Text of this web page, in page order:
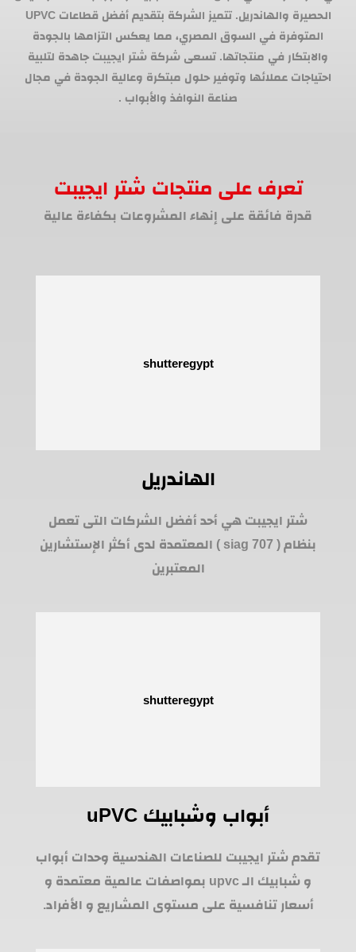
الحصيرة والهاندريل. تتميز الشركة بتقديم أفضل قطاعات UPVC
المتوفرة في السوق المصري، مما يعكس التزامها بالجودة
والابتكار في منتجاتها. تسعى شركة شتر ايجيبت جاهدة لتلبية
احتياجات عملائها وتوفير حلول مبتكرة وعالية الجودة في مجال
صناعة النوافذ والأبواب .
تعرف على منتجات شتر ايجيبت
قدرة فائقة على إنهاء المشروعات بكفاءة عالية
الهاندريل
شتر ايجيبت هي أحد أفضل الشركات التى تعمل
بنظام ( siag 707 ) المعتمدة لدى أكثر الإستشارين
المعتبرين
أبواب وشبابيك uPVC
تقدم شتر ايجيبت للصناعات الهندسية وحدات أبواب
و شبابيك الـ upvc بمواصفات عالمية معتمدة و
أسعار تنافسية على مستوى المشاريع و الأفراد.